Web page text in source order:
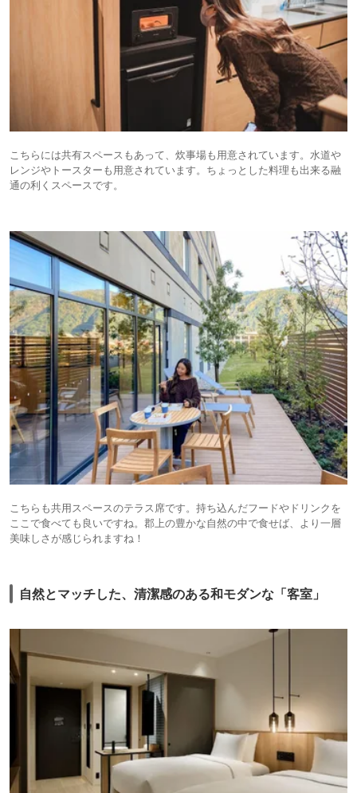
こちらには共有スペースもあって、炊事場も用意されています。水道や
レンジやトースターも用意されています。ちょっとした料理も出来る融
通の利くスペースです。
こちらも共用スペースのテラス席です。持ち込んだフードやドリンクを
ここで食べても良いですね。郡上の豊かな自然の中で食せば、より一層
美味しさが感じられますね！
自然とマッチした、清潔感のある和モダンな「客室」